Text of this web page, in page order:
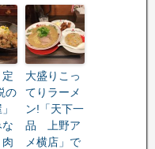
の
大盛りこっ
てりラーメ
ン!「天下一
品 上野ア
メ横店」で